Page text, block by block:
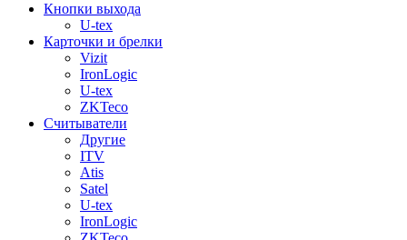
Кнопки выхода
U-tex
Карточки и брелки
Vizit
IronLogic
U-tex
ZKTeco
Считыватели
Другие
ITV
Atis
Satel
U-tex
IronLogic